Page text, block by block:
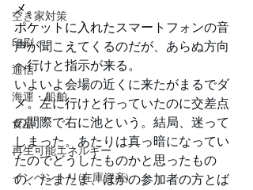
空き家対策
印刷
通信
海運・船舶
食品
再生可能エネルギー
インベントリ(在庫資産)
メ。
ポケットに入れたスマートフォンの音
声が聞こえてくるのだが、あらぬ方向
へ行けと指示が来る。
いよいよ会場の近くに来たがまるでダ
メ。左に行けと行っていたのに交差点
の間際で右に池という。結局、迷って
しまった。あたりは真っ暗になってい
たのでどうしたものかと思ったもの
の、たまたま、ほかの参加者の方とば